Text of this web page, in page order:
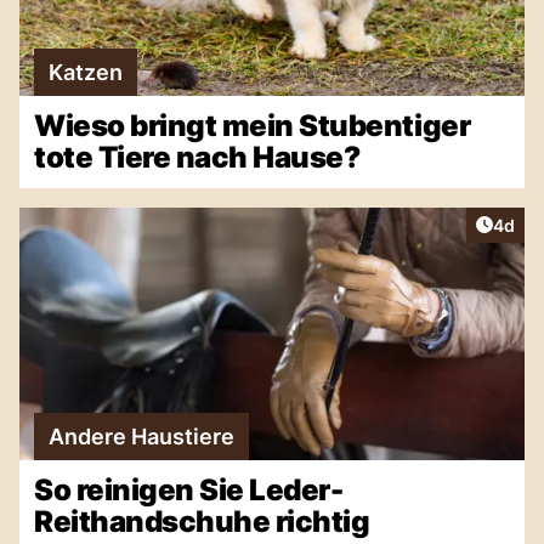
Katzen
Wieso bringt mein Stubentiger
tote Tiere nach Hause?
4d
Andere Haustiere
So reinigen Sie Leder-
Reithandschuhe richtig